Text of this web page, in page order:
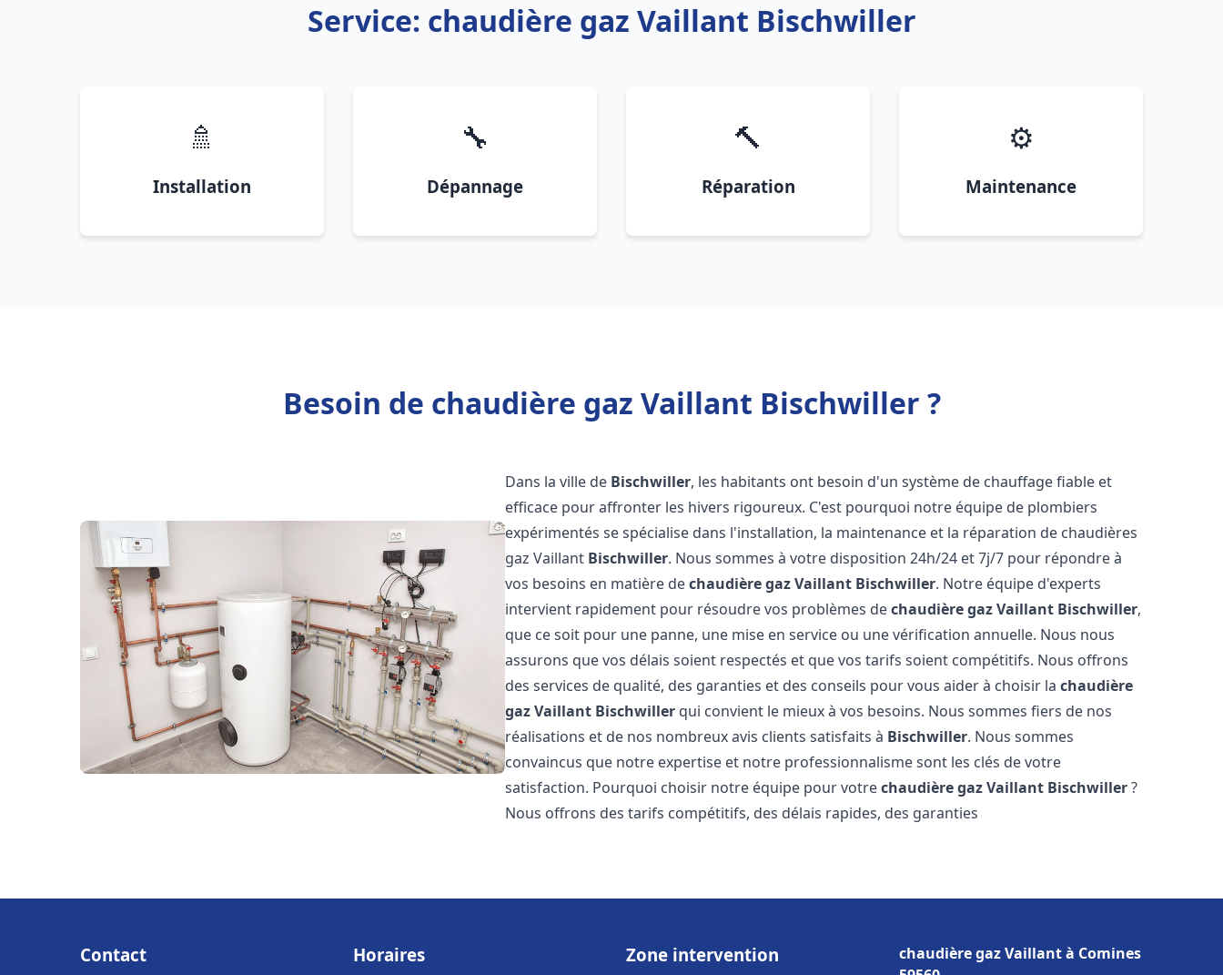
Service: chaudière gaz Vaillant Bischwiller
🚿
Installation
🔧
Dépannage
🔨
Réparation
⚙️
Maintenance
Besoin de chaudière gaz Vaillant Bischwiller ?
Dans la ville de Bischwiller, les habitants ont besoin d'un système de chauffage fiable et
efficace pour affronter les hivers rigoureux. C'est pourquoi notre équipe de plombiers
expérimentés se spécialise dans l'installation, la maintenance et la réparation de chaudières
gaz Vaillant Bischwiller. Nous sommes à votre disposition 24h/24 et 7j/7 pour répondre à
vos besoins en matière dechaudière gaz Vaillant Bischwiller. Notre équipe d'experts
intervient rapidement pour résoudre vos problèmes dechaudière gaz Vaillant Bischwiller,
que ce soit pour une panne, une mise en service ou une vérification annuelle. Nous nous
assurons que vos délais soient respectés et que vos tarifs soient compétitifs. Nous offrons
des services de qualité, des garanties et des conseils pour vous aider à choisir lachaudière
gaz Vaillant Bischwiller qui convient le mieux à vos besoins. Nous sommes fiers de nos
réalisations et de nos nombreux avis clients satisfaits à Bischwiller. Nous sommes
convaincus que notre expertise et notre professionnalisme sont les clés de votre
satisfaction. Pourquoi choisir notre équipe pour votrechaudière gaz Vaillant Bischwiller?
Nous offrons des tarifs compétitifs, des délais rapides, des garanties
Contact Horaires Zone intervention
chaudière gaz Vaillant à Comines